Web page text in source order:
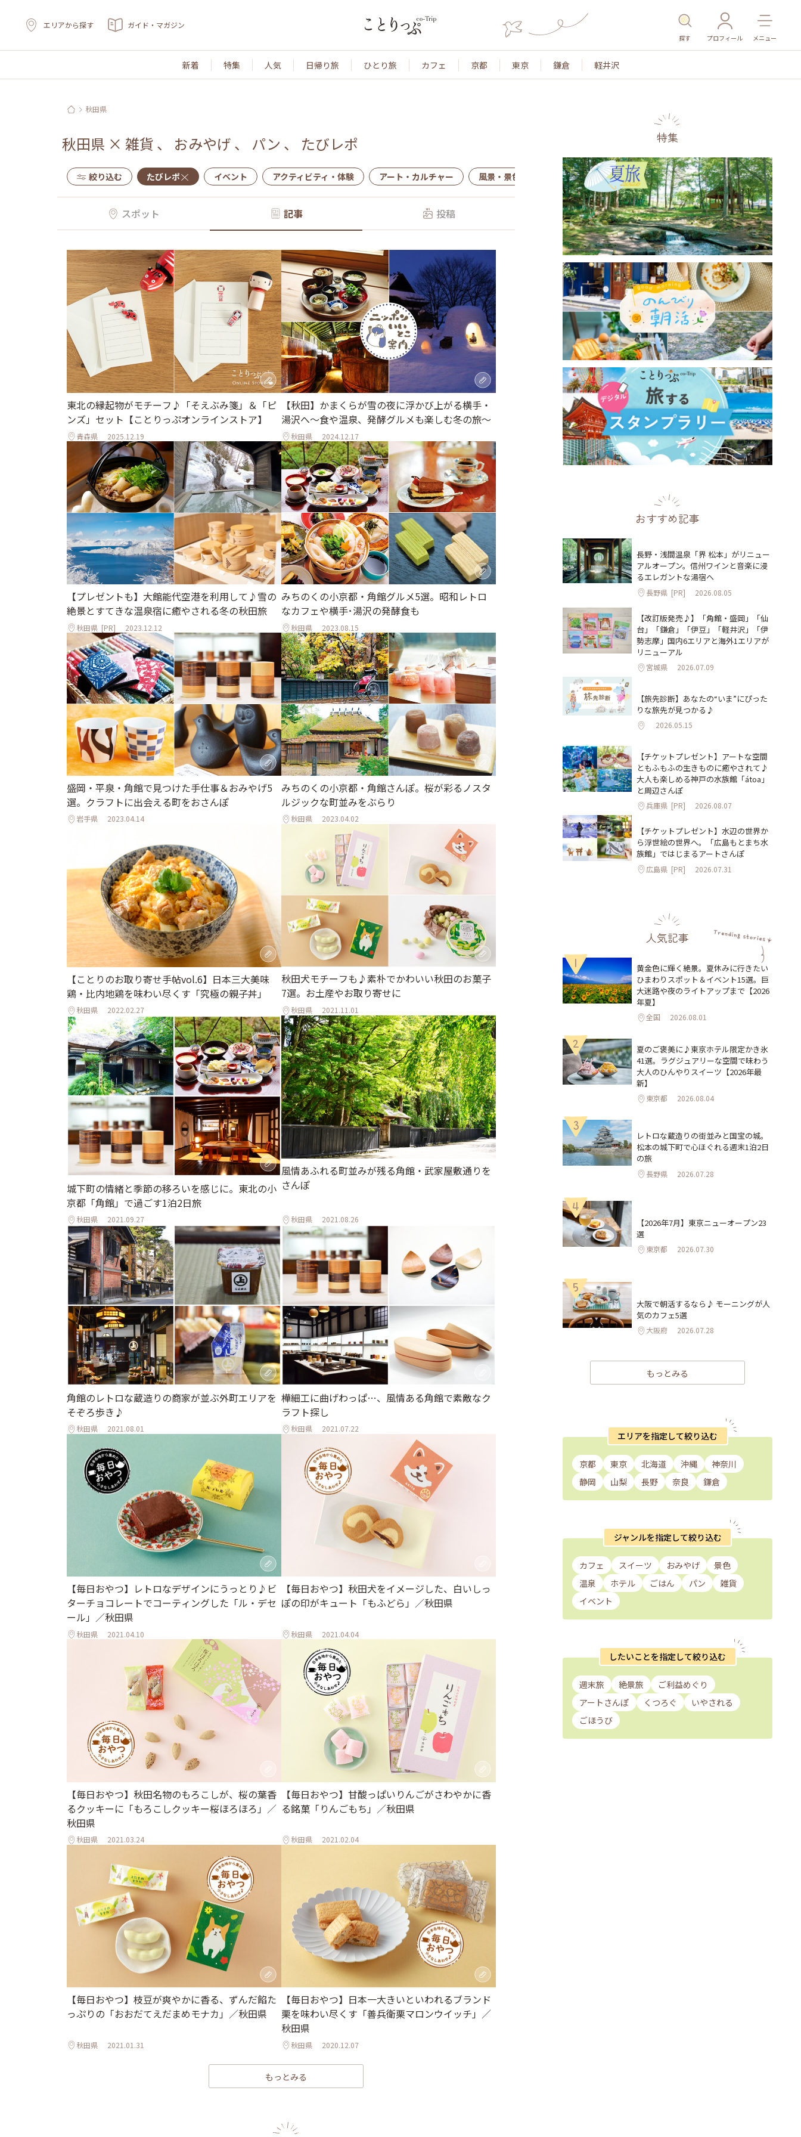
エリアから探す ガイド・マガジン
探す プロフィール メニュー
新着 特集 人気 日帰り旅 ひとり旅 カフェ 京都 東京 鎌倉 軽井沢
秋田県
秋田県 × 雑貨 、 おみやげ 、 パン 、 たびレポ
絞り込む たびレポ イベント アクティビティ・体験 アート・カルチャー 風景・景色 名所・旧跡 温泉・スパ その他施設 ごはん
スポット 記事 投稿
東北の縁起物がモチーフ♪「そえぶみ箋」＆「ピ
ンズ」セット【ことりっぷオンラインストア】
青森県 2025.12.19
【秋田】かまくらが雪の夜に浮かび上がる横手・
湯沢へ〜食や温泉、発酵グルメも楽しむ冬の旅〜
秋田県 2024.12.17
【プレゼントも】大館能代空港を利用して♪雪の
絶景とすてきな温泉宿に癒やされる冬の秋田旅
秋田県 [PR] 2023.12.12
みちのくの小京都・角館グルメ5選。昭和レトロ
なカフェや横手･湯沢の発酵食も
秋田県 2023.08.15
盛岡・平泉・角館で見つけた手仕事＆おみやげ5
選。クラフトに出会える町をおさんぽ
岩手県 2023.04.14
みちのくの小京都・角館さんぽ。桜が彩るノスタ
ルジックな町並みをぶらり
秋田県 2023.04.02
【ことりのお取り寄せ手帖vol.6】日本三大美味
鶏・比内地鶏を味わい尽くす「究極の親子丼」
秋田県 2022.02.27
秋田犬モチーフも♪素朴でかわいい秋田のお菓子
7選。お土産やお取り寄せに
秋田県 2021.11.01
城下町の情緒と季節の移ろいを感じに。東北の小
京都「角館」で過ごす1泊2日旅
秋田県 2021.09.27
風情あふれる町並みが残る角館・武家屋敷通りを
さんぽ
秋田県 2021.08.26
角館のレトロな蔵造りの商家が並ぶ外町エリアを
そぞろ歩き♪
秋田県 2021.08.01
樺細工に曲げわっぱ…、風情ある角館で素敵なク
ラフト探し
秋田県 2021.07.22
【毎日おやつ】レトロなデザインにうっとり♪ビ
ターチョコレートでコーティングした「ル・デセ
ール」／秋田県
秋田県 2021.04.10
【毎日おやつ】秋田犬をイメージした、白いしっ
ぽの印がキュート「もふどら」／秋田県
秋田県 2021.04.04
【毎日おやつ】秋田名物のもろこしが、桜の葉香
るクッキーに「もろこしクッキー桜ほろほろ」／
秋田県
秋田県 2021.03.24
【毎日おやつ】甘酸っぱいりんごがさわやかに香
る銘菓「りんごもち」／秋田県
秋田県 2021.02.04
【毎日おやつ】枝豆が爽やかに香る、ずんだ餡た
っぷりの「おおだてえだまめモナカ」／秋田県
秋田県 2021.01.31
【毎日おやつ】日本一大きいといわれるブランド
栗を味わい尽くす「善兵衛栗マロンウイッチ」／
秋田県
秋田県 2020.12.07
もっとみる
特集
おすすめ記事
長野・浅間温泉「界 松本」がリニュー
アルオープン。信州ワインと音楽に浸
るエレガントな湯宿へ
長野県 [PR] 2026.08.05
【改訂版発売♪】「角館・盛岡」「仙
台」「鎌倉」「伊豆」「軽井沢」「伊
勢志摩」国内6エリアと海外1エリアが
リニューアル
宮城県 2026.07.09
【旅先診断】あなたの“いま”にぴった
りな旅先が見つかる♪
2026.05.15
【チケットプレゼント】アートな空間
ともふもふの生きものに癒やされて♪
大人も楽しめる神戸の水族館「átoa」
と周辺さんぽ
兵庫県 [PR] 2026.08.07
【チケットプレゼント】水辺の世界か
ら浮世絵の世界へ。「広島もとまち水
族館」ではじまるアートさんぽ
広島県 [PR] 2026.07.31
人気記事
1
黄金色に輝く絶景。夏休みに行きたい
ひまわりスポット＆イベント15選。巨
大迷路や夜のライトアップまで【2026
年夏】
全国 2026.08.01
2
夏のご褒美に♪東京ホテル限定かき氷
41選。ラグジュアリーな空間で味わう
大人のひんやりスイーツ【2026年最
新】
東京都 2026.08.04
3
レトロな蔵造りの街並みと国宝の城。
松本の城下町で心ほぐれる週末1泊2日
の旅
長野県 2026.07.28
4
【2026年7月】東京ニューオープン23
選
東京都 2026.07.30
5
大阪で朝活するなら♪ モーニングが人
気のカフェ5選
大阪府 2026.07.28
もっとみる
エリアを指定して絞り込む
京都 東京 北海道 沖縄
神奈川
静岡
山梨 長野 奈良 鎌倉
ジャンルを指定して絞り込む
カフェ スイーツ おみやげ
景色
温泉
ホテル ごはん パン
雑貨
イベント
したいことを指定して絞り込む
週末旅 絶景旅
ご利益めぐり
アートさんぽ
くつろぐ
いやされる
ごほうび